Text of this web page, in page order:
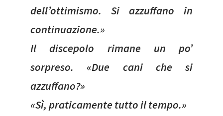
dell’ottimismo. Si azzuffano in
continuazione.»
Il discepolo rimane un po’
sorpreso. «Due cani che si
azzuffano?»
«Sì, praticamente tutto il tempo.»